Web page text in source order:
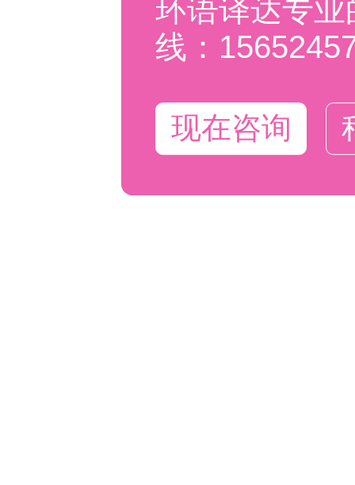
环语译达专
线：
现在咨询